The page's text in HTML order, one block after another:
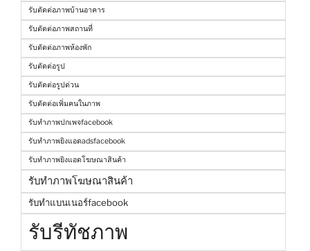
รับตัดต่อภาพบ้านอาคาร
รับตัดต่อภาพสถานที่
รับตัดต่อภาพห้องพัก
รับตัดต่อรูป
รับตัดต่อรูปด่วน
รับตัดต่อเพิ่มคนในภาพ
รับทำภาพปกเพจfacebook
รับทำภาพยิงแอดadsfacebook
รับทำภาพยิงแอดโฆษณาสินค้า
รับทำภาพโฆษณาสินค้า
รับทำแบนเนอร์facebook
รับรีทัชภาพ